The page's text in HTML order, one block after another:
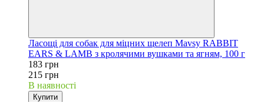
Ласощі для собак для міцних щелеп Mavsy RABBIT
EARS & LAMB з кролячими вушками та ягням, 100 г
183 грн
215 грн
В наявності
Купити